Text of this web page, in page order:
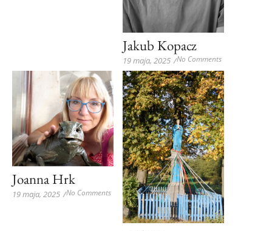
Jakub Kopacz
19 maja, 2025 /No Comments
Joanna Hrk
19 maja, 2025 /No Comments